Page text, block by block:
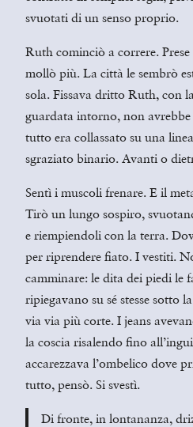
svuotati di un senso proprio.
Ruth cominciò a correre.
mollò più. La città le sembrò
sola. Fissava dritto Ruth, con
guardata intorno, non
tutto era collassato su una
sgraziato binario. Avanti o
Sentì i muscoli frenare. E il
Tirò un lungo sospiro,
e riempiendoli con la terra.
per riprendere fiato. I vestiti.
camminare: le dita dei piedi le
ripiegavano su sé stesse sotto
via via più corte. I jeans
la coscia risalendo fino
accarezzava l’ombelico dove
tutto, pensò. Si svestì.
Di fronte, in lontananza,